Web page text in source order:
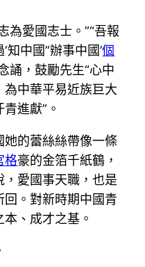
為愛國志士。”“吾報
中國’‘辦事中國’個
誦，鼓勵先生“心中
中華平易近族巨大
進獻”。
她的蕾絲絲帶像一條
格豪的金箔千紙鶴，
愛國事天職，也是
。對新時期中國青
、成才之基。